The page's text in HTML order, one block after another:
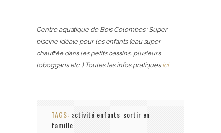
Centre aquatique de Bois Colombes : Super
piscine idéale pour les enfants (eau super
chauffée dans les petits bassins, plusieurs
toboggans etc. ) Toutes les infos pratiques ici
TAGS: activité enfants sortir en
famille